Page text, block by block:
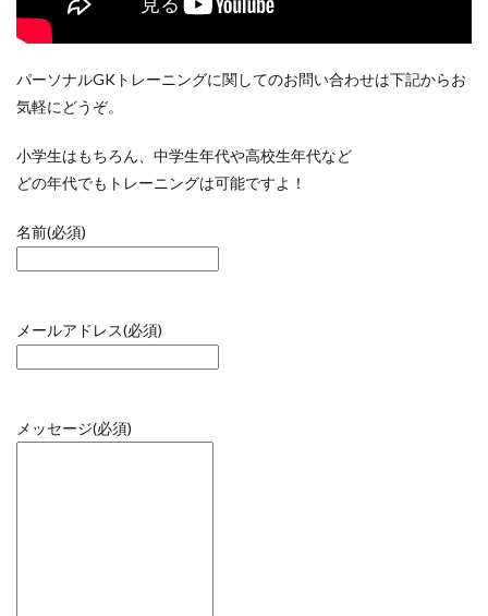
パーソナルGKトレーニングに関してのお問い合わせは下記からお
気軽にどうぞ。
小学生はもちろん、中学生年代や高校生年代など
どの年代でもトレーニングは可能ですよ！
名前(必須)
メールアドレス(必須)
メッセージ(必須)